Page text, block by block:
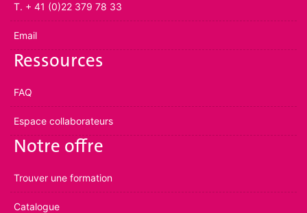
T. + 41 (0)22 379 78 33
Email
Ressources
FAQ
Espace collaborateurs
Notre offre
Trouver une formation
Catalogue